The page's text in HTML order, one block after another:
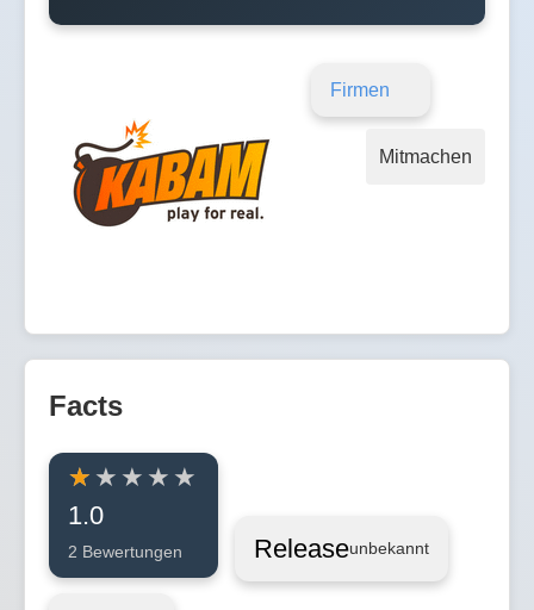
Firmen
Mitmachen
Facts
1.0
2 Bewertungen Releaseunbekannt